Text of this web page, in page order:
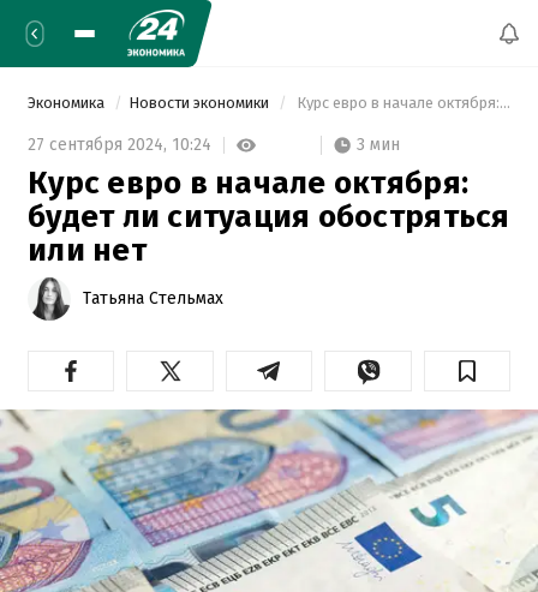
Экономика Новости экономики Курс евро в начале октября: будет ли ситуация обостряться или нет
27 сентября 2024, 10:24 3 мин
Курс евро в начале октября:
будет ли ситуация обостряться
или нет
Татьяна Стельмах